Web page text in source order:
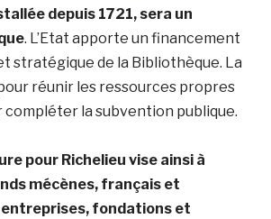
depuis 1721, sera un
. L’Etat apporte un financement
stratégique de la Bibliothèque. La
réunir les ressources propres
compléter la subvention publique.
pour Richelieu vise ainsi à
mécènes, français et
entreprises, fondations et